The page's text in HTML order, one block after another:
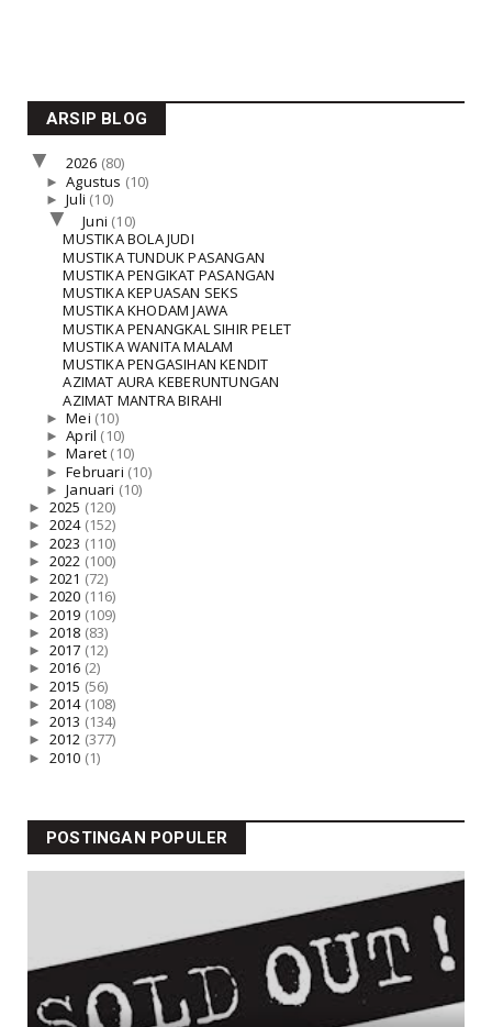
ARSIP BLOG
▼ 2026 (80)
►Agustus (10)
►Juli (10)
▼Juni (10)
MUSTIKA BOLA JUDI
MUSTIKA TUNDUK PASANGAN
MUSTIKA PENGIKAT PASANGAN
MUSTIKA KEPUASAN SEKS
MUSTIKA KHODAM JAWA
MUSTIKA PENANGKAL SIHIR PELET
MUSTIKA WANITA MALAM
MUSTIKA PENGASIHAN KENDIT
AZIMAT AURA KEBERUNTUNGAN
AZIMAT MANTRA BIRAHI
►Mei (10)
►April (10)
►Maret (10)
►Februari (10)
►Januari (10)
► 2025 (120)
► 2024 (152)
► 2023 (110)
► 2022 (100)
► 2021 (72)
► 2020 (116)
► 2019 (109)
► 2018 (83)
► 2017 (12)
► 2016 (2)
► 2015 (56)
► 2014 (108)
► 2013 (134)
► 2012 (377)
► 2010 (1)
POSTINGAN POPULER